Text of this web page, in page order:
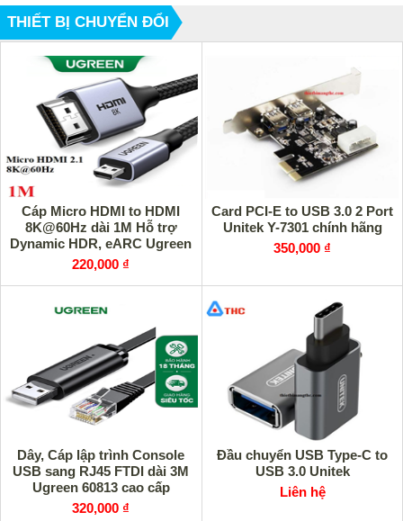
THIẾT BỊ CHUYỂN ĐỔI
Cáp Micro HDMI to HDMI
8K@60Hz dài 1M Hỗ trợ
Dynamic HDR, eARC Ugreen
15516 cao cấp
220,000 ₫
Card PCI-E to USB 3.0 2 Port
Unitek Y-7301 chính hãng
350,000 ₫
Dây, Cáp lập trình Console
USB sang RJ45 FTDI dài 3M
Ugreen 60813 cao cấp
320,000 ₫
Đầu chuyển USB Type-C to
USB 3.0 Unitek
Liên hệ